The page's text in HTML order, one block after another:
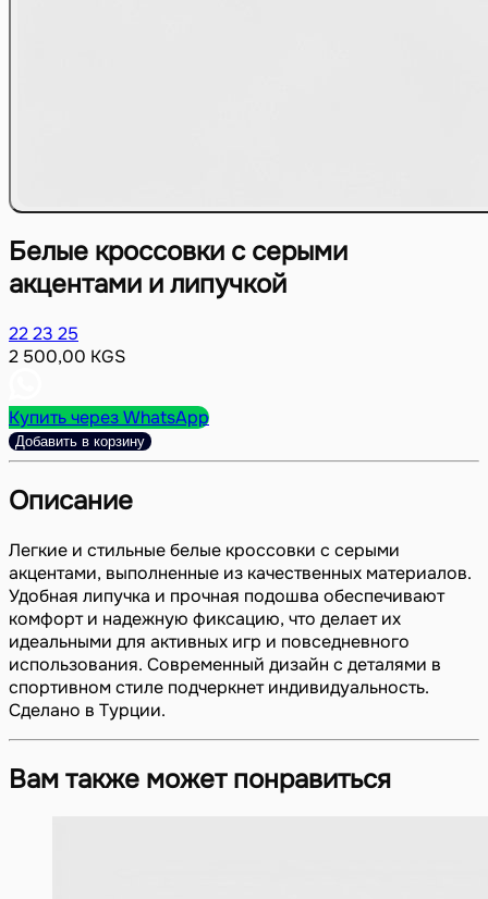
Белые кроссовки с серыми
акцентами и липучкой
2223 25
2 500,00 KGS
Купить через WhatsApp
Добавить в корзину
Описание
Легкие и стильные белые кроссовки с серыми
акцентами, выполненные из качественных материалов.
Удобная липучка и прочная подошва обеспечивают
комфорт и надежную фиксацию, что делает их
идеальными для активных игр и повседневного
использования. Современный дизайн с деталями в
спортивном стиле подчеркнет индивидуальность.
Сделано в Турции.
Вам также может понравиться